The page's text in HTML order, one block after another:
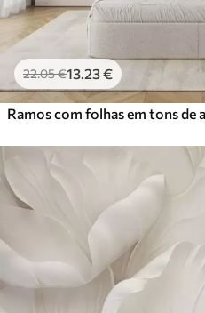
22.05€13 .23€